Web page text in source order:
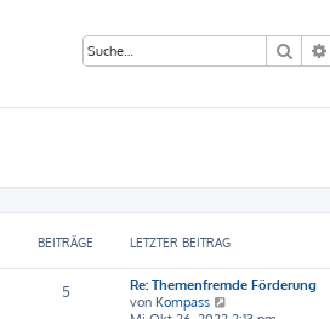
Suche
BEITRÄGE LETZTER BEITRAG
5
Re: Themenfremde Förderung
von Kompass